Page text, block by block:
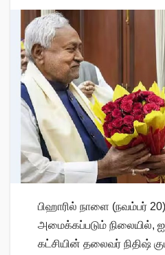
பிஹாரில் நாளை (நவம்பர் 20)
அமைக்கப்படும் நிலையில்,
கட்சியின் தலைவர் நிதிஷ்